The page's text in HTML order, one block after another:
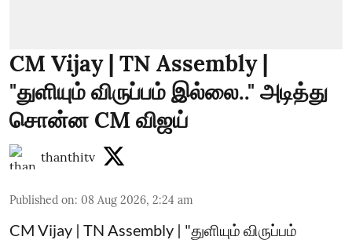
CM Vijay | TN Assembly |
"துளியும் விருப்பம் இல்லை.." அடித்து
சொன்ன CM விஜய்
thanthitv
Published on: 08 Aug 2026, 2:24 am
CM Vijay | TN Assembly | "துளியும் விருப்பம்